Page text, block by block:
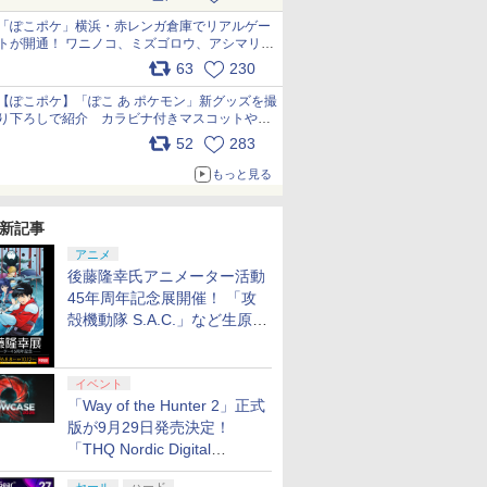
ぽこポケ」横浜・赤レンガ倉庫でリアルゲー
が開通！ ワニノコ、ミズゴロウ、アシマリ登
場シーンをレポート pic.x.com/LDgEByVl6D
63 230
ぽこポケ】「ぽこ あ ポケモン」新グッズを撮
下ろしで紹介 カラビナ付きマスコットやス
52 283
もっと見る
記事
アニメ
後藤隆幸氏アニメーター活動
45年周年記念展開催！ 「攻
殻機動隊 S.A.C.」など生原
イベント
「Way of the Hunter 2」正式
版が9月29日発売決定！
「THQ Nordic Digital
Showcase 2026」まとめ